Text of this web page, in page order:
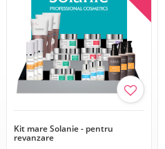
Kit mare Solanie - pentru
revanzare